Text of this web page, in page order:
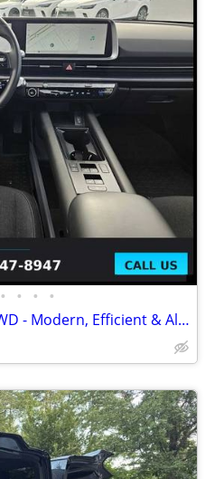
• • • •
2024 Hyundai IONIQ 6 SE RWD - Modern, Efficient & All-Electric